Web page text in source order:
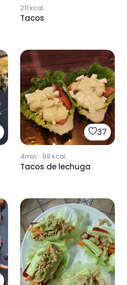
211 kcal
Tacos
37
4min · 99 kcal
Tacos de lechuga